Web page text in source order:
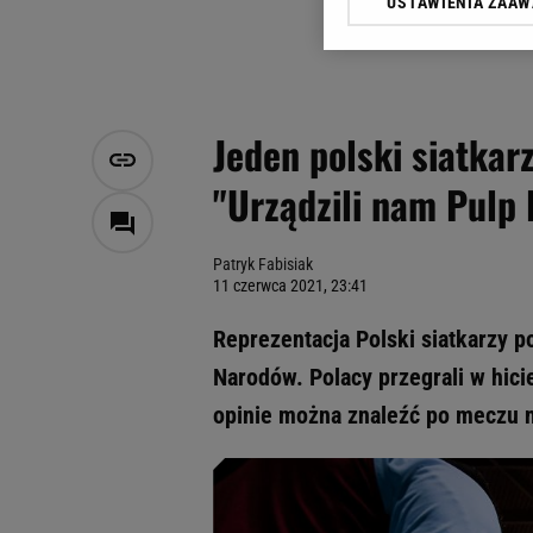
Jeden polski
"Urządzili nam Pulp
Patryk Fabisiak
11 czerwca 2021, 23:41
Reprezentacja Polski siatkarzy
Narodów. Polacy przegrali w
opinie można znaleźć po meczu
Klikając „Akceptuję”
Zaufanych Partnerów i
My, nasi Zaufani
Użycie dokładnych
Przechowywanie